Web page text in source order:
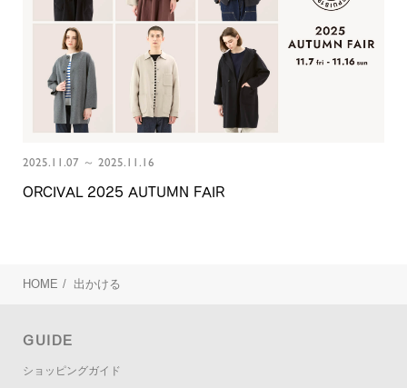
2025.11.07 ～ 2025.11.16
ORCIVAL 2025 AUTUMN FAIR
HOME / 出かける
GUIDE
ショッピングガイド